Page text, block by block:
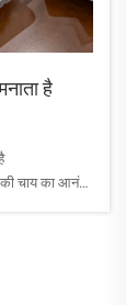
है
की चाय का आनंद